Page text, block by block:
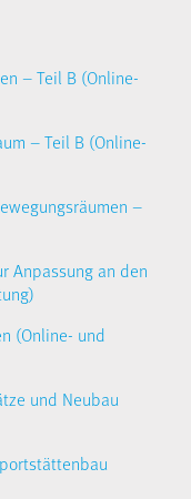
– Teil B (Online-
– Teil B (Online-
–
Anpassung an den
(Online- und
und Neubau